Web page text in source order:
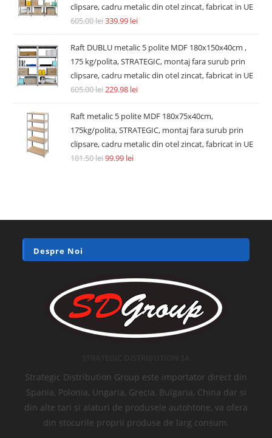
clipsare, cadru metalic din otel zincat, fabricat in UE
605.00lei339.99 lei
Raft DUBLU metalic 5 polite MDF 180x150x40cm ,
175 kg/polita, STRATEGIC, montaj fara surub prin
clipsare, cadru metalic din otel zincat, fabricat in UE
605.00lei229.98 lei
Raft metalic 5 polite MDF 180x75x40cm,
175kg/polita, STRATEGIC, montaj fara surub prin
clipsare, cadru metalic din otel zincat, fabricat in UE
181.50lei99.99 lei
Despre Noi
Strategic Distribution Group este importator direct din
Spania, Polonia, Ungaria, Grecia, Bulgaria, China dar si
din alte tari si alaturi de produsele autohtone, va ofera
din stocurile proprii produse de larg consum.